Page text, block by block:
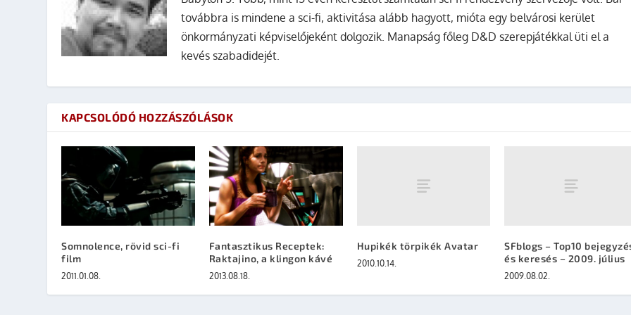
továbbra is mindene a sci-fi, aktivitása alább hagyott, mióta egy belvárosi kerület
önkormányzati képviselőjeként dolgozik. Manapság főleg D&D szerepjátékkal üti el a
kevés szabadidejét.
KAPCSOLÓDÓ HOZZÁSZÓLÁSOK
Somnolence, rövid sci-fi
film
2011.01.08.
Fantasztikus Receptek:
Raktajino, a klingon kávé
2013.08.18.
Hupikék törpikék Avatar
2010.10.14.
SFblogs – Top10
és keresés – 2009. július
2009.08.02.